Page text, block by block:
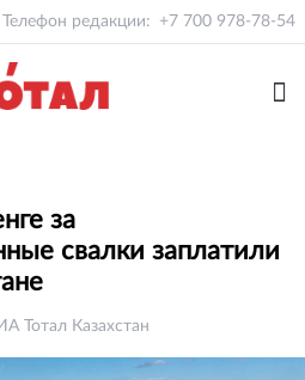
Телефон редакции: +7 700 978-78-54
за
свалки заплатили
Тотал Казахстан